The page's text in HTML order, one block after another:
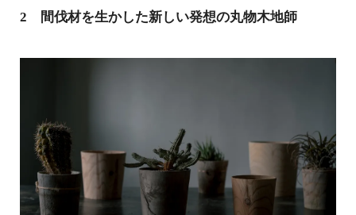
2 間伐材を生かした新しい発想の丸物木地師